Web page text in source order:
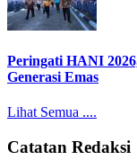
Peringati HANI
Generasi Emas
Lihat Semua ....
Catatan Redaksi